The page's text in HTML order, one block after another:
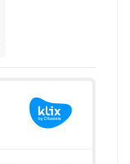
norma –